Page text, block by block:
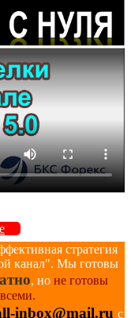
стратегия
канал". Мы готовы
, но не готовы
inbox@mail.ru с